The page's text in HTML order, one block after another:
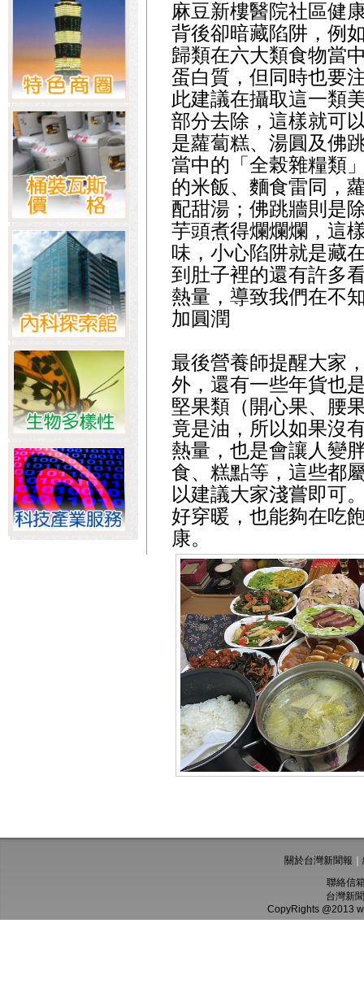
麻豆新樓醫院社區健
背後卻暗藏陷阱，例
歸類在六大類食物當
蛋白質，但同時也要
此建議在攝取這一類
部分去除，這樣就可
是蘿蔔糕、湯圓及佛
當中的「全榖雜糧類
的米飯、麵食雷同，
配甜湯；佛跳牆則是
芋頭煮得爛爛爛，這
味，小心陷阱就是藏
到肚子裡的還有許多
熱量，導致我們在不
加圓潤
最後營養師提醒大家
外，還有一些年貨也
堅果類（開心果、腰
竟是油，所以如果沒
熱量，也是會讓人變
食、糕點等，這些都
以建議大家淺嘗即可
好穿暖，也能夠在吃
康。